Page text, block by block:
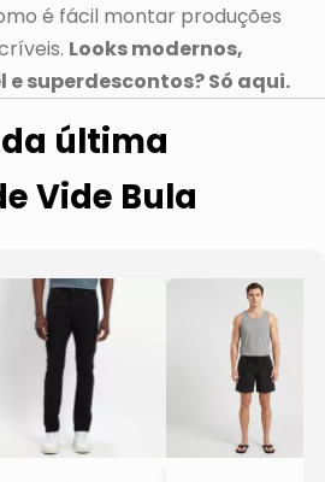
é fácil montar produções
Looks modernos,
superdescontos? Só aqui.
última
Vide Bula